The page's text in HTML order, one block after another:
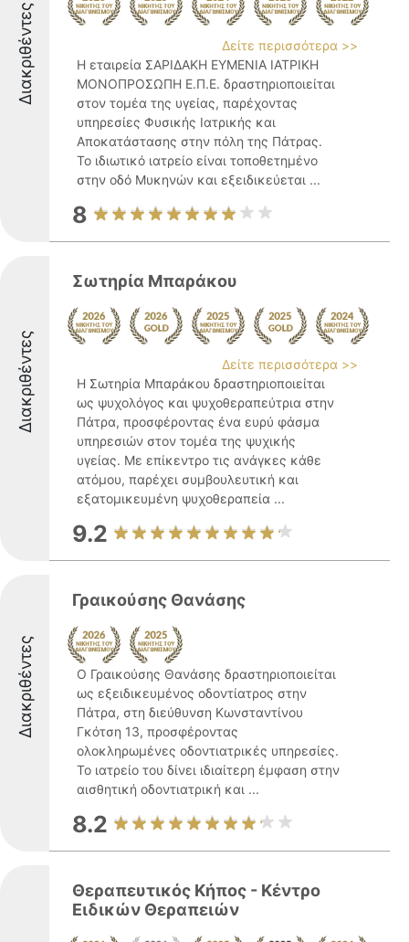
Διακριθέντες
Δείτε περισσότερα >>
Η εταιρεία ΣΑΡΙΔΑΚΗ ΕΥΜΕΝΙΑ ΙΑΤΡΙΚΗ
ΜΟΝΟΠΡΟΣΩΠΗ Ε.Π.Ε. δραστηριοποιείται
στον τομέα της υγείας, παρέχοντας
υπηρεσίες Φυσικής Ιατρικής και
Αποκατάστασης στην πόλη της Πάτρας.
Το ιδιωτικό ιατρείο είναι τοποθετημένο
στην οδό Μυκηνών και εξειδικεύεται ...
8
Διακριθέντες
Σωτηρία Μπαράκου
Δείτε περισσότερα >>
Η Σωτηρία Μπαράκου δραστηριοποιείται
ως ψυχολόγος και ψυχοθεραπεύτρια στην
Πάτρα, προσφέροντας ένα ευρύ φάσμα
υπηρεσιών στον τομέα της ψυχικής
υγείας. Με επίκεντρο τις ανάγκες κάθε
ατόμου, παρέχει συμβουλευτική και
εξατομικευμένη ψυχοθεραπεία ...
9.2
Διακριθέντες
Γραικούσης Θανάσης
Ο Γραικούσης Θανάσης δραστηριοποιείται
ως εξειδικευμένος οδοντίατρος στην
Πάτρα, στη διεύθυνση Κωνσταντίνου
Γκότση 13, προσφέροντας
ολοκληρωμένες οδοντιατρικές υπηρεσίες.
Το ιατρείο του δίνει ιδιαίτερη έμφαση στην
αισθητική οδοντιατρική και ...
8.2
Θεραπευτικός Κήπος - Κέντρο
Ειδικών Θεραπειών